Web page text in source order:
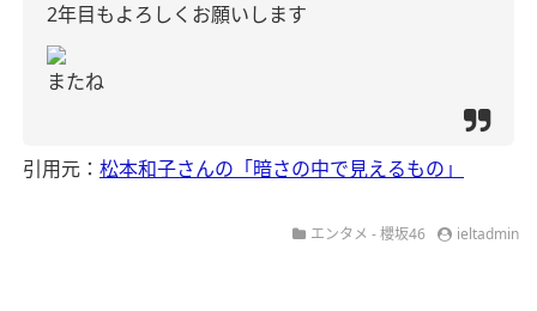
2年目もよろしくお願いします
またね
引用元： 松本和子さんの「暗さの中で見えるもの」
エンタメ - 櫻坂46 ieltadmin